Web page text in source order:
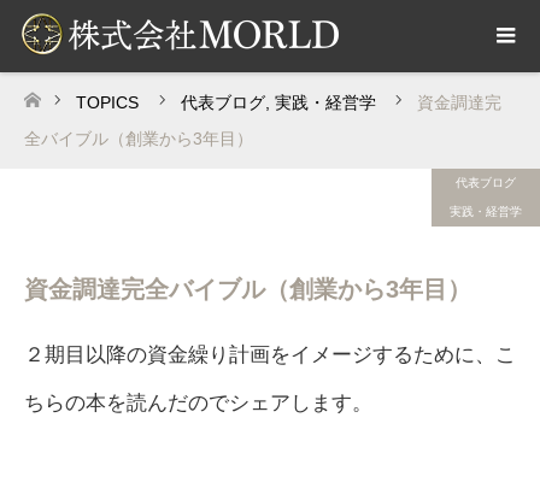
ホーム
TOPICS 代表ブログ 実践・経営学
資金調達完
全バイブル（創業から3年目）
代表ブログ
実践・経営学
資金調達完全バイブル（創業から3年目）
２期目以降の資金繰り計画をイメージするために、こ
ちらの本を読んだのでシェアします。